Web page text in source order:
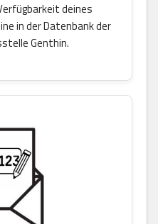
deines
in der Datenbank der
Genthin.